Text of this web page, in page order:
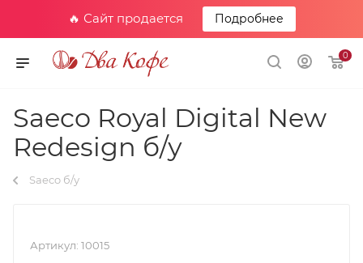
🔥 Сайт продается Подробнее
0
Saeco Royal Digital New
Redesign б/у
Saeco б/у
Артикул: 10015